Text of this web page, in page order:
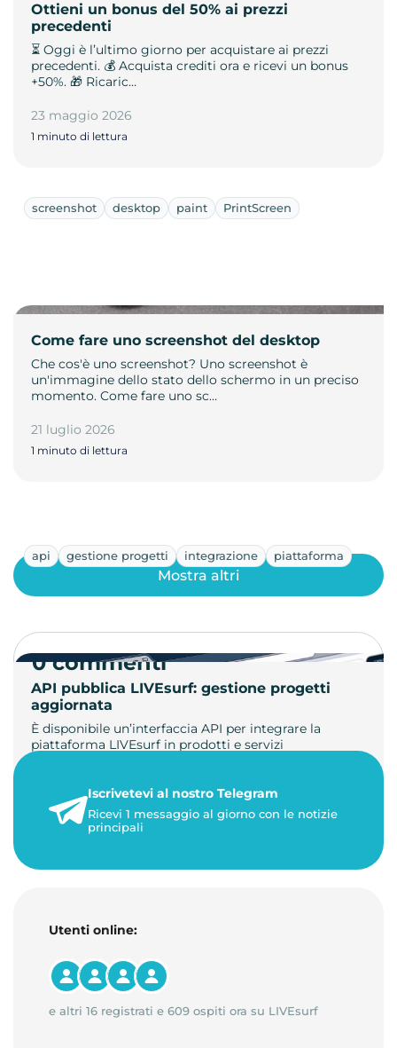
Ottieni un bonus del 50% ai prezzi
precedenti
⏳ Oggi è l’ultimo giorno per acquistare ai prezzi
precedenti. 💰 Acquista crediti ora e ricevi un bonus
+50%. 🎁 Ricaric…
23 maggio 2026
1 minuto di lettura
screenshot desktop paint PrintScreen
Come fare uno screenshot del desktop
Che cos'è uno screenshot? Uno screenshot è
un'immagine dello stato dello schermo in un preciso
momento. Come fare uno sc…
21 luglio 2026
1 minuto di lettura
api gestione progetti integrazione piattaforma
API pubblica LIVEsurf: gestione progetti
aggiornata
È disponibile un’interfaccia API per integrare la
piattaforma LIVEsurf in prodotti e servizi
23 maggio 2026
1 minuto di lettura
Mostra altri
0 commenti
Iscrivetevi al nostro Telegram
Ricevi 1 messaggio al giorno con le notizie
principali
Utenti online:
e altri 16 registrati e 609 ospiti ora su LIVEsurf